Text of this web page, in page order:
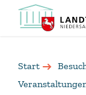
Start